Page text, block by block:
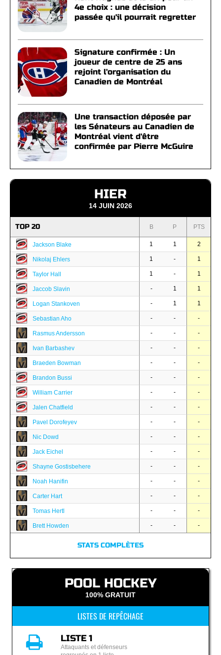
4e choix : une décision
passée qu'il pourrait regretter
Signature confirmée : Un
joueur de centre de 25 ans
rejoint l'organisation du
Canadien de Montréal
Une transaction déposée par
les Sénateurs au Canadien de
Montréal vient d'être
confirmée par Pierre McGuire
HIER
14 JUIN 2026
TOP 20 B P PTS
Jackson Blake 1 1 2
Nikolaj Ehlers 1 - 1
Taylor Hall 1 - 1
Jaccob Slavin - 1 1
Logan Stankoven - 1 1
Sebastian Aho - - -
Rasmus Andersson - - -
Ivan Barbashev - - -
Braeden Bowman - - -
Brandon Bussi - - -
William Carrier - - -
Jalen Chatfield - - -
Pavel Dorofeyev - - -
Nic Dowd - - -
Jack Eichel - - -
Shayne Gostisbehere - - -
Noah Hanifin - - -
Carter Hart - - -
Tomas Hertl - - -
Brett Howden - - -
STATS COMPLÈTES
POOL HOCKEY
100% GRATUIT
LISTES DE REPÊCHAGE
LISTE 1
Attaquants et défenseurs